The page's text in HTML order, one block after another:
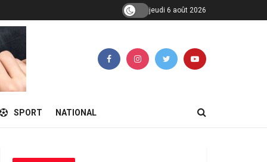
jeudi 6 août 2026
SPORT NATIONAL